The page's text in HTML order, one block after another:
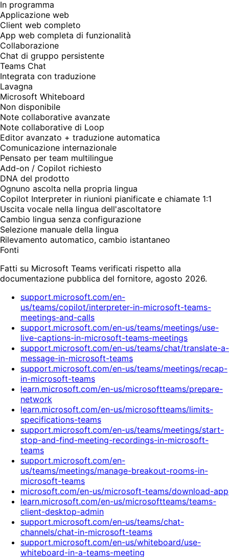
In programma
Applicazione web
Client web completo
App web completa di funzionalità
Collaborazione
Chat di gruppo persistente
Teams Chat
Integrata con traduzione
Lavagna
Microsoft Whiteboard
Non disponibile
Note collaborative avanzate
Note collaborative di Loop
Editor avanzato + traduzione automatica
Comunicazione internazionale
Pensato per team multilingue
Add-on / Copilot richiesto
DNA del prodotto
Ognuno ascolta nella propria lingua
Copilot Interpreter in riunioni pianificate e chiamate 1:1
Uscita vocale nella lingua dell'ascoltatore
Cambio lingua senza configurazione
Selezione manuale della lingua
Rilevamento automatico, cambio istantaneo
Fonti
Fatti su Microsoft Teams verificati rispetto alla
documentazione pubblica del fornitore, agosto 2026.
support.microsoft.com/en-
us/teams/copilot/interpreter-in-microsoft-teams-
meetings-and-calls
support.microsoft.com/en-us/teams/meetings/use-
live-captions-in-microsoft-teams-meetings
support.microsoft.com/en-us/teams/chat/translate-a-
message-in-microsoft-teams
support.microsoft.com/en-us/teams/meetings/recap-
in-microsoft-teams
learn.microsoft.com/en-us/microsoftteams/prepare-
network
learn.microsoft.com/en-us/microsoftteams/limits-
specifications-teams
support.microsoft.com/en-us/teams/meetings/start-
stop-and-find-meeting-recordings-in-microsoft-
teams
support.microsoft.com/en-
us/teams/meetings/manage-breakout-rooms-in-
microsoft-teams
microsoft.com/en-us/microsoft-teams/download-app
learn.microsoft.com/en-us/microsoftteams/teams-
client-desktop-admin
support.microsoft.com/en-us/teams/chat-
channels/chat-in-microsoft-teams
support.microsoft.com/en-us/whiteboard/use-
whiteboard-in-a-teams-meeting